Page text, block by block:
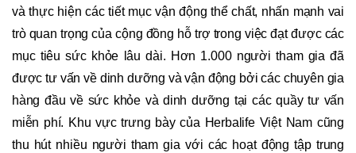
và thực hiện các tiết mục vận động thể chất, nhấn mạnh vai
trò quan trọng của cộng đồng hỗ trợ trong việc đạt được các
mục tiêu sức khỏe lâu dài. Hơn 1.000 người tham gia đã
được tư vấn về dinh dưỡng và vận động bởi các chuyên gia
hàng đầu về sức khỏe và dinh dưỡng tại các quầy tư vấn
miễn phí. Khu vực trưng bày của Herbalife Việt Nam cũng
thu hút nhiều người tham gia với các hoạt động tập trung